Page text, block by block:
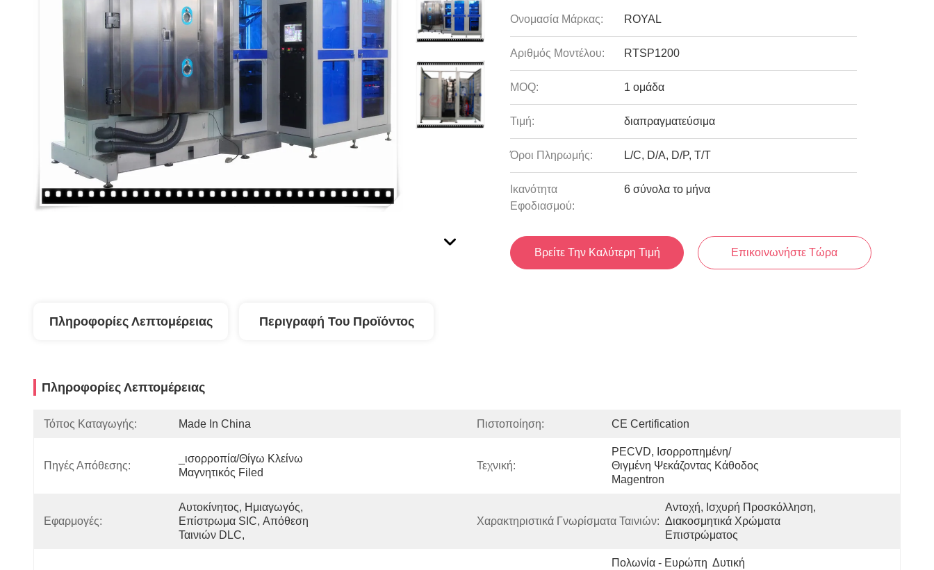
Ονομασία Μάρκας: ROYAL
Αριθμός Μοντέλου: RTSP1200
MOQ: 1 ομάδα
Τιμή: διαπραγματεύσιμα
Όροι Πληρωμής: L/C, D/A, D/P, T/T
Ικανότητα
Εφοδιασμού:
6 σύνολα το μήνα
Βρείτε Την Καλύτερη Τιμή Επικοινωνήστε Τώρα
Πληροφορίες Λεπτομέρειας Περιγραφή Του Προϊόντος
Πληροφορίες Λεπτομέρειας
Τόπος Καταγωγής: Made In China Πιστοποίηση: CE Certification
Πηγές Απόθεσης:
_ισορροπία/θίγω Κλείνω
Μαγνητικός Filed
Τεχνική:
PECVD, Ισορροπημένη/
Θιγμένη Ψεκάζοντας Κάθοδος
Magentron
Εφαρμογές:
Αυτοκίνητος, Ημιαγωγός,
Επίστρωμα SIC, Απόθεση
Ταινιών DLC,
Χαρακτηριστικά Γνωρίσματα Ταινιών:
Αντοχή, Ισχυρή Προσκόλληση,
Διακοσμητικά Χρώματα
Επιστρώματος
Πολωνία - Ευρώπη  Δυτική